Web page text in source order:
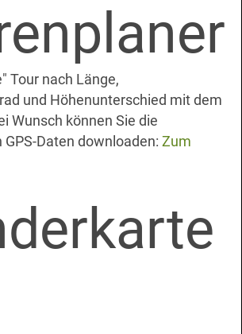
Tour nach Länge,
und Höhenunterschied mit dem
Wunsch können Sie die
Daten downloaden: Zum